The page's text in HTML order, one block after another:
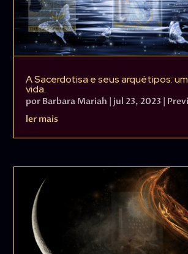
A Sacerdotisa e seus arquétipos:
vida.
por Barbara Mariah | jul 23, 2023 |
ler mais